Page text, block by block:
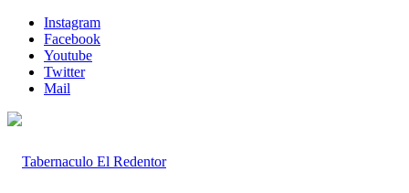
Instagram
Facebook
Youtube
Twitter
Mail